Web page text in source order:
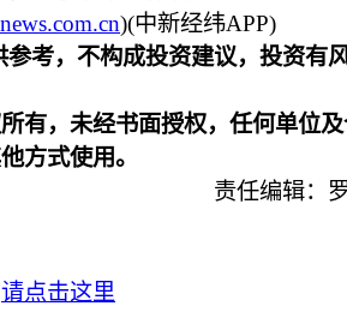
)(中新经纬APP)
参考，不构成投资建议，投资有
有，未经书面授权，任何单位
方式使用。
责任编辑：
请点击这里